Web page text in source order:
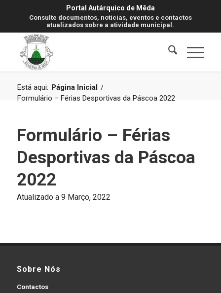
Portal Autárquico de Mêda
Consulte documentos, notícias, eventos e contactos
atualizados sobre a atividade municipal.
Está aqui: Página Inicial /
Formulário – Férias Desportivas da Páscoa 2022
Formulário – Férias
Desportivas da Páscoa
2022
Atualizado a 9 Março, 2022
Sobre Nós
Contactos